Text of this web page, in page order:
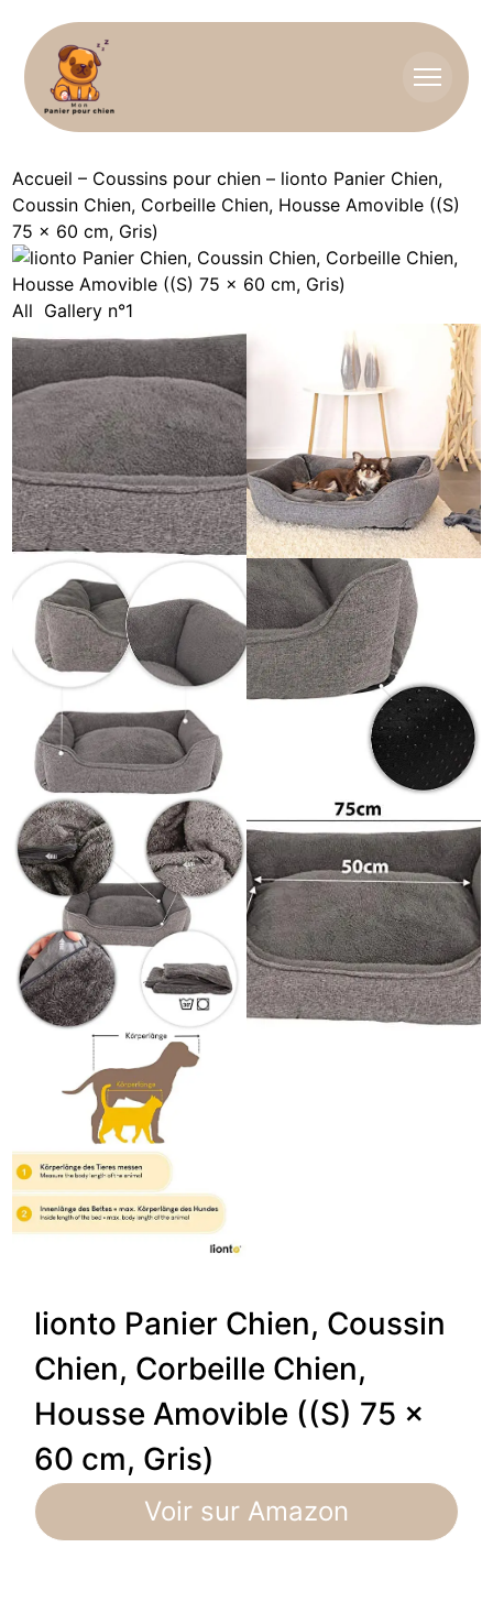
Accueil – Coussins pour chien – lionto Panier Chien,
Coussin Chien, Corbeille Chien, Housse Amovible ((S)
75 x 60 cm, Gris)
All Gallery n°1
lionto Panier Chien, Coussin
Chien, Corbeille Chien,
Housse Amovible ((S) 75 x
60 cm, Gris)
Voir sur Amazon